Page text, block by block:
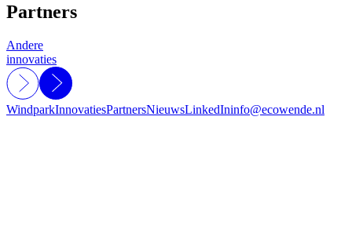
Partners
Andere
innovaties
WindparkInnovatiesPartnersNieuwsLinkedIninfo@ecowende.nl